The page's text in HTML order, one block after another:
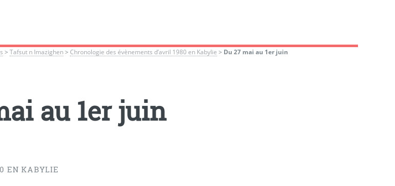
>Tafsut n Imazighen>Chronologie des évènements d’avril 1980 en Kabylie > Du 27 mai au 1er juin
au 1er juin
EN KABYLIE